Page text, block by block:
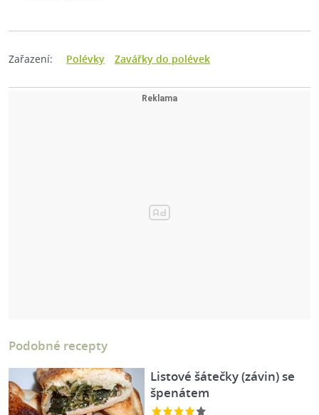
Zařazení: Polévky Zavářky do polévek
Podobné recepty
Listové šátečky (závin) se
špenátem